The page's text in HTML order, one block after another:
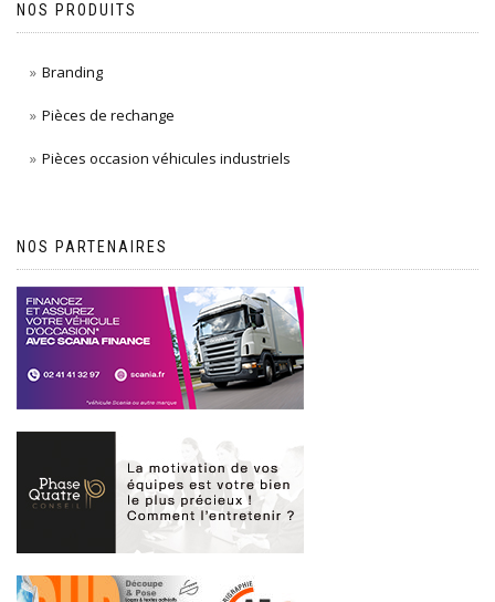
NOS PRODUITS
Branding
Pièces de rechange
Pièces occasion véhicules industriels
NOS PARTENAIRES